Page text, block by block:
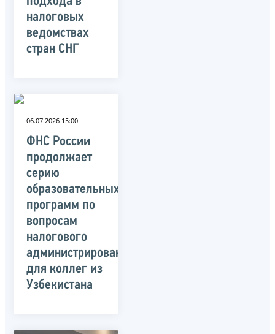
налоговых
ведомствах
стран СНГ
06.07.2026 15:00
ФНС России
продолжает
серию
образовательных
программ по
вопросам
налогового
администрирования
для коллег из
Узбекистана